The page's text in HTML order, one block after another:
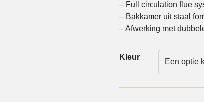
– Full circulation flue
– Bakkamer uit staal
– Afwerking met
Kleur